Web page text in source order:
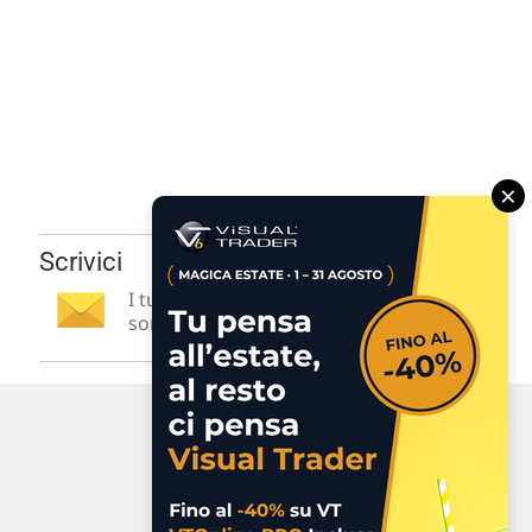
Scrivici
I tuoi suggerimenti per noi
sono preziosi e molto utili! »
×